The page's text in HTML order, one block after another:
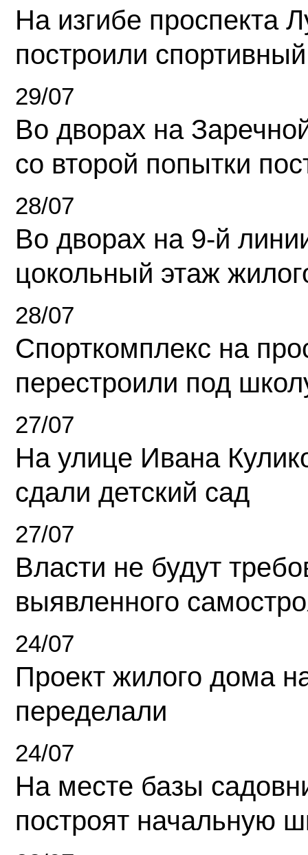
На изгибе проспекта
построили
29/07
Во дворах на
со второй попытки
28/07
Во дворах на 9-й
цокольный этаж
28/07
Спорткомплекс на
перестроили под
27/07
На улице Ивана
сдали детский сад
27/07
Власти не будут
выявленного
24/07
Проект жилого дома
переделали
24/07
На месте базы
построят начальную